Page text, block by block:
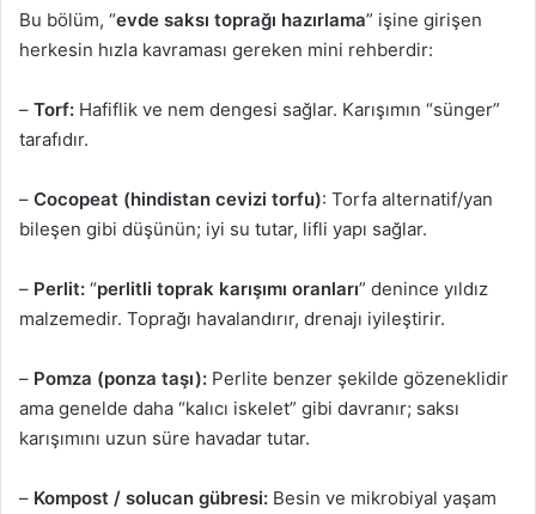
Bu bölüm, “evde saksı toprağı hazırlama” işine girişen
herkesin hızla kavraması gereken mini rehberdir:
– Torf: Hafiflik ve nem dengesi sağlar. Karışımın “sünger”
tarafıdır.
– Cocopeat (hindistan cevizi torfu): Torfa alternatif/yan
bileşen gibi düşünün; iyi su tutar, lifli yapı sağlar.
– Perlit: “perlitli toprak karışımı oranları” denince yıldız
malzemedir. Toprağı havalandırır, drenajı iyileştirir.
– Pomza (ponza taşı): Perlite benzer şekilde gözeneklidir
ama genelde daha “kalıcı iskelet” gibi davranır; saksı
karışımını uzun süre havadar tutar.
– Kompost / solucan gübresi: Besin ve mikrobiyal yaşam